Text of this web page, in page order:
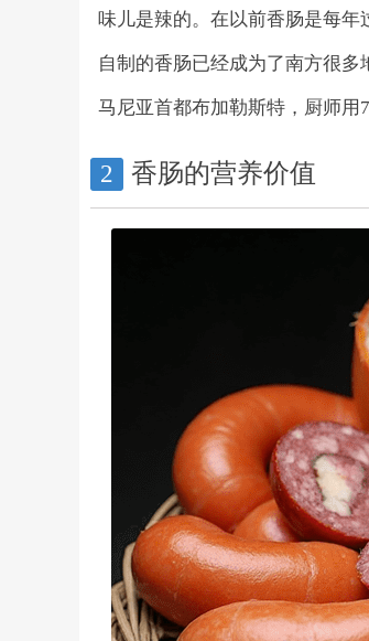
味儿是辣的。在以前香肠是每
自制的香肠已经成为了南方很
马尼亚首都布加勒斯特，厨师用
2 香肠的营养价值